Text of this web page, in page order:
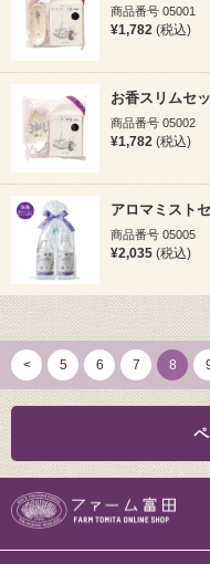
商品番号 05001
¥1,782 (税込)
お香スリムセ
商品番号 05002
¥1,782 (税込)
アロマミスト
商品番号 05005
¥2,035 (税込)
< 5 6 7 8